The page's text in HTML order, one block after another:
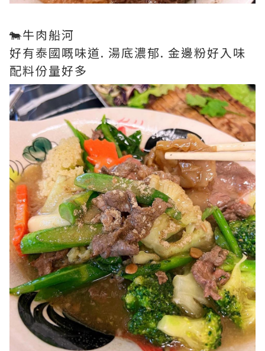
🐄牛肉船河
好有泰國嘅味道. 湯底濃郁. 金邊粉好入味
配料份量好多